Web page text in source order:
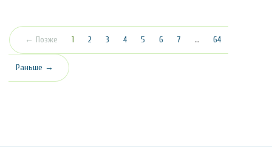
← Позже 1 (текущая)
2 3 4 5 6 7 … 64
Раньше →